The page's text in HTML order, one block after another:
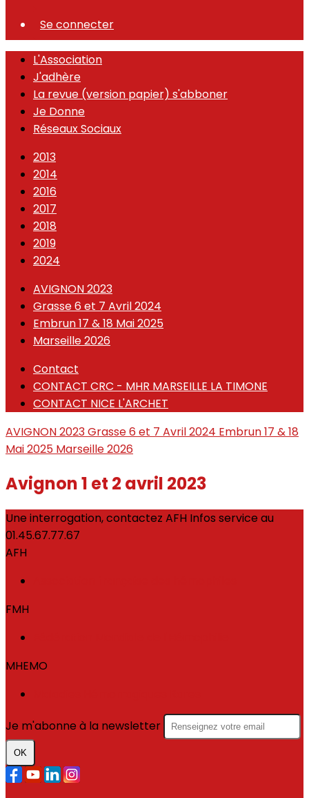
Se connecter
L'Association
J'adhère
La revue (version papier) s'abboner
Je Donne
Réseaux Sociaux
2013
2014
2016
2017
2018
2019
2024
AVIGNON 2023
Grasse 6 et 7 Avril 2024
Embrun 17 & 18 Mai 2025
Marseille 2026
Contact
CONTACT CRC - MHR MARSEILLE LA TIMONE
CONTACT NICE L'ARCHET
AVIGNON 2023Grasse 6 et 7 Avril 2024 Embrun 17 & 18
Mai 2025 Marseille 2026
Avignon 1 et 2 avril 2023
Une interrogation, contactez AFH Infos service au
01.45.67.77.67
AFH
FMH
MHEMO
Je m'abonne à la newsletter
OK